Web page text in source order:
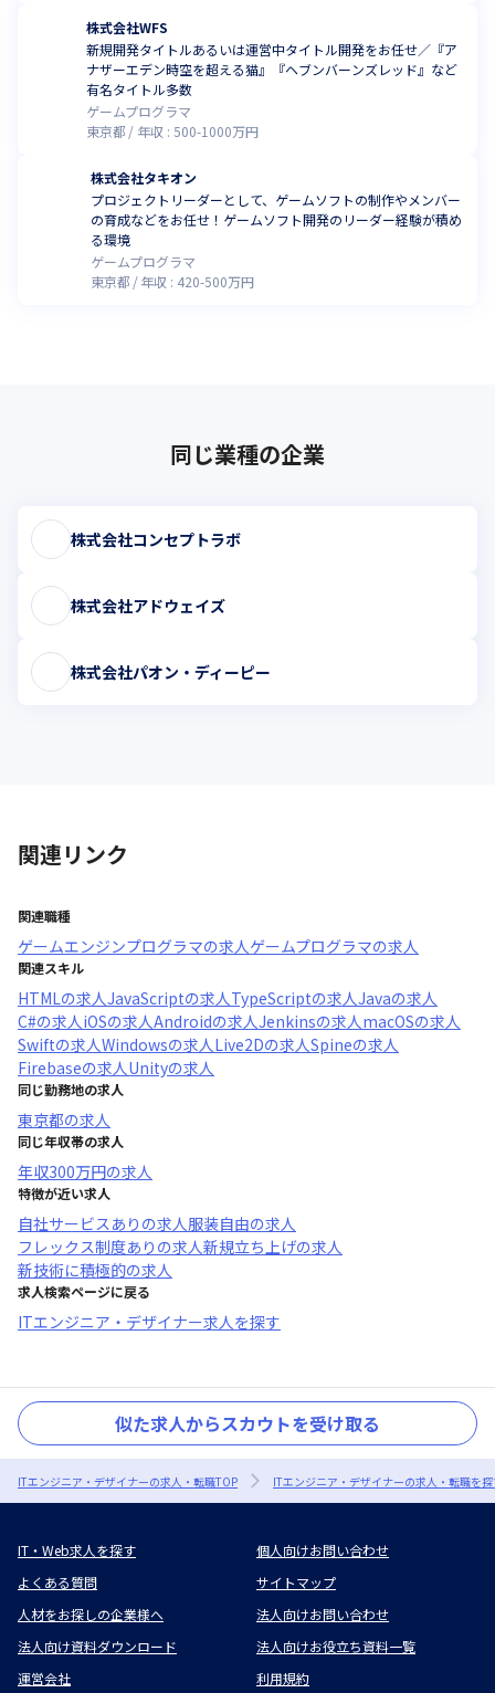
株式会社WFS
新規開発タイトルあるいは運営中タイトル開発をお任せ／『ア
ナザーエデン時空を超える猫』『ヘブンバーンズレッド』など
有名タイトル多数
ゲームプログラマ
東京都
年収 : 500-1000万円
株式会社タキオン
プロジェクトリーダーとして、ゲームソフトの制作やメンバー
の育成などをお任せ！ゲームソフト開発のリーダー経験が積め
る環境
ゲームプログラマ
東京都
年収 : 420-500万円
同じ業種の企業
株式会社コンセプトラボ
株式会社アドウェイズ
株式会社パオン・ディーピー
関連リンク
関連職種
ゲームエンジンプログラマの求人ゲームプログラマの求人
関連スキル
HTMLの求人JavaScriptの求人TypeScriptの求人Javaの求人
C#の求人iOSの求人Androidの求人Jenkinsの求人macOSの求人
Swiftの求人Windowsの求人Live2Dの求人Spineの求人
Firebaseの求人Unityの求人
同じ勤務地の求人
東京都の求人
同じ年収帯の求人
年収300万円の求人
特徴が近い求人
自社サービスあり の求人服装自由の求人
フレックス制度あり の求人新規立ち上げの求人
新技術に積極的の求人
求人検索ページに戻る
ITエンジニア・デザイナー求人を探す
似た求人からスカウトを受け取る
ITエンジニア・デザイナーの求人・転職TOP ITエンジニア・デザイナーの求人・転職を
IT・Web求人を探す
個人向けお問い合わせ
よくある質問
サイトマップ
人材をお探しの企業様へ
法人向けお問い合わせ
法人向け資料ダウンロード
法人向けお役立ち資料一覧
運営会社
利用規約